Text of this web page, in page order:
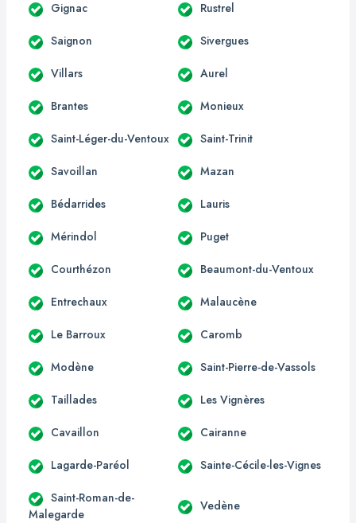
Gignac Rustrel
Saignon Sivergues
Villars Aurel
Brantes Monieux
Saint-Léger-du-Ventoux Saint-Trinit
Savoillan Mazan
Bédarrides Lauris
Mérindol Puget
Courthézon Beaumont-du-Ventoux
Entrechaux Malaucène
Le Barroux Caromb
Modène Saint-Pierre-de-Vassols
Taillades Les Vignères
Cavaillon Cairanne
Lagarde-Paréol Sainte-Cécile-les-Vignes
Saint-Roman-de-
Malegarde
Vedène